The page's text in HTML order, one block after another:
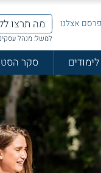
אצלנו
למשל: מנהל
סקר